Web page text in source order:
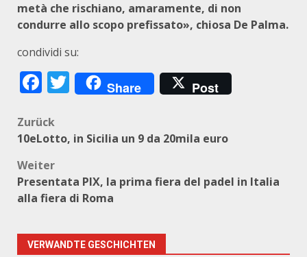
metà che rischiano, amaramente, di non
condurre allo scopo prefissato», chiosa De Palma.
condividi su:
Facebook
Twitter
Share Post
Beitragsnavigation
Zurück
10eLotto, in Sicilia un 9 da 20mila euro
Weiter
Presentata PIX, la prima fiera del padel in Italia
alla fiera di Roma
VERWANDTE GESCHICHTEN